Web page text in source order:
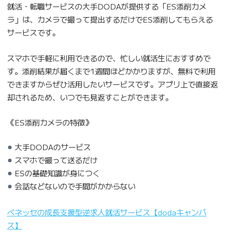
就活・転職サービスの大手DODAが提供する「ES添削カメ
ラ」は、カメラで撮って提出するだけでES添削してもらえる
サービスです。
スマホで手軽に利用できるので、忙しい就活生におすすめで
す。添削結果が届くまで1週間ほどかかりますが、無料で利用
できますからぜひ活用したいサービスです。アプリ上で直接返
却されるため、いつでも見返すことができます。
《ES添削カメラの特徴》
大手DODAのサービス
スマホで撮って送るだけ
ESの基礎知識が身につく
会話などないので手間がかからない
ベネッセの成長支援型逆求人就活サービス【dodaキャンパ
ス】